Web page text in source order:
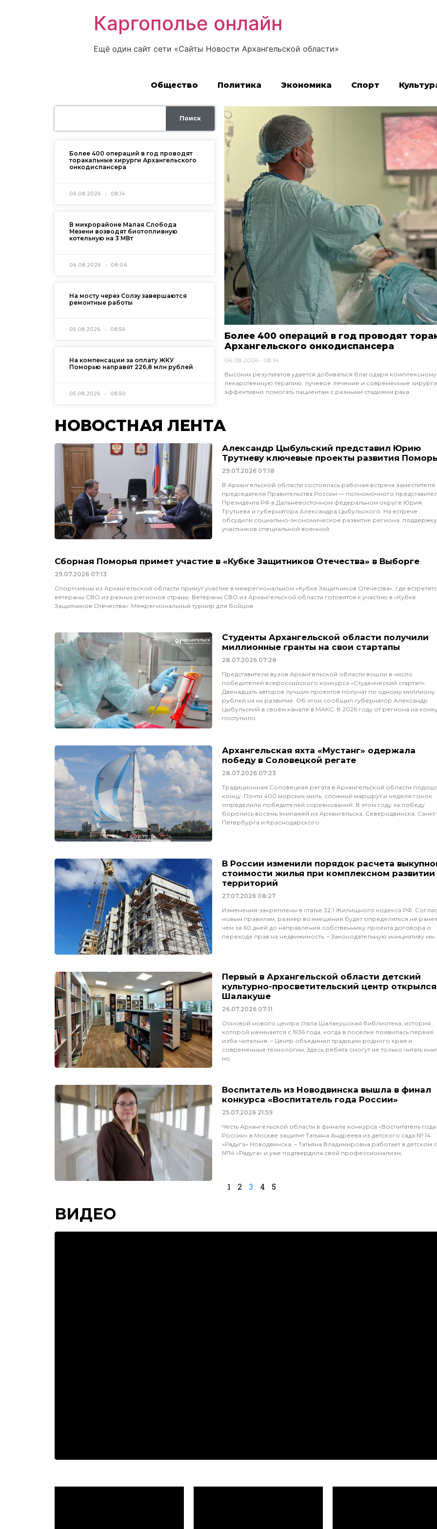
Каргополье онлайн
Ещё один сайт сети «Сайты Новости Архангельской области»
Общество Политика Экономика Спорт
Поиск
Более 400 операций в год проводят
торакальные хирурги Архангельского
онкодиспансера
06.08.2026 08:14
В микрорайоне Малая Слобода
Мезени возводят биотопливную
котельную на 3 МВт
06.08.2026 08:04
На мосту через Солзу завершаются
ремонтные работы
05.08.2026 08:56
На компенсации за оплату ЖКУ
Поморью направят 226,8 млн рублей
05.08.2026 08:50
Более 400 операций в год проводят
Архангельского онкодиспансера
06.08.2026
08:14
Высоких результатов удается добиваться благодаря
лекарственную терапию, лучевое лечение и современные
эффективно помогать пациентам с разными стадиями рака
НОВОСТНАЯ ЛЕНТА
Александр Цыбульский представил Юрию
Трутневу ключевые проекты развития
29.07.2026 07:18
В Архангельской области состоялась рабочая встреча заместителя
председателя Правительства России — полномочного
Президента РФ в Дальневосточном федеральном округе Юрия
Трутнева и губернатора Александра Цыбульского. На встрече
обсудили социально-экономическое развитие региона, поддержку
участников специальной военной
Сборная Поморья примет участие в «Кубке Защитников Отечества» в Выборге
29.07.2026 07:13
Спортсмены из Архангельской области примут участие в межрегиональном «Кубке Защитников Отечества», где
ветераны СВО из разных регионов страны. Ветераны СВО из Архангельской области готовятся к участию в «Кубке
Защитников Отечества». Межрегиональный турнир для бойцов
Студенты Архангельской области получили
миллионные гранты на свои стартапы
28.07.2026 07:28
Представители вузов Архангельской области вошли в число
победителей всероссийского конкурса «Студенческий стартап».
Двенадцать авторов лучших проектов получат по одному миллиону
рублей на их развитие. Об этом сообщил губернатор Александр
Цыбульский в своём канале в МАКС. В 2026 году от региона на
поступило
Архангельская яхта «Мустанг» одержала
победу в Соловецкой регате
28.07.2026 07:23
Традиционная Соловецкая регата в Архангельской области
концу. Почти 400 морских миль, сложный маршрут и неделя гонок
определили победителей соревнований. В этом году за победу
боролись восемь экипажей из Архангельска, Северодвинска, Санкт-
Петербурга и Краснодарского
В России изменили порядок расчета
стоимости жилья при комплексном развитии
территорий
27.07.2026 08:27
Изменения закреплены в статье 32.1 Жилищного кодекса РФ.
новым правилам, размер возмещения будет определяться не
чем за 60 дней до направления собственнику проекта договора о
переходе прав на недвижимость. – Законодательную инициативу мы
Первый в Архангельской области детский
культурно-просветительский центр
Шалакуше
26.07.2026 07:11
Основой нового центра стала Шалакушская библиотека, история
которой начинается с 1936 года, когда в поселке появилась первая
изба-читальня. – Центр объединил традиции родного края и
современные технологии. Здесь ребята смогут не только читать
но
Воспитатель из Новодвинска вышла в финал
конкурса «Воспитатель года России»
25.07.2026 21:59
Честь Архангельской области в финале конкурса «Воспитатель года
России» в Москве защитит Татьяна Андреева из детского сада № 14
«Радуга» Новодвинска. – Татьяна Владимировна работает в детском
№14 «Радуга» и уже подтвердила свой профессионализм,
1 2 3 4 5
ВИДЕО